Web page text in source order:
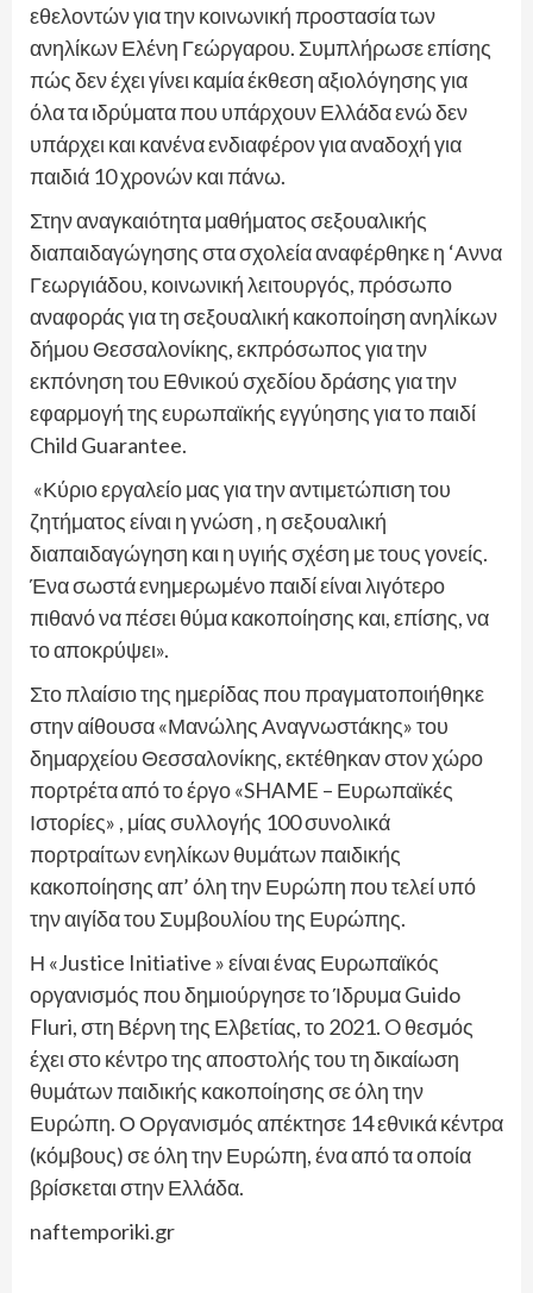
εθελοντών για την κοινωνική προστασία των
ανηλίκων Ελένη Γεώργαρου. Συμπλήρωσε επίσης
πώς δεν έχει γίνει καμία έκθεση αξιολόγησης για
όλα τα ιδρύματα που υπάρχουν Ελλάδα ενώ δεν
υπάρχει και κανένα ενδιαφέρον για αναδοχή για
παιδιά 10 χρονών και πάνω.
Στην αναγκαιότητα μαθήματος σεξουαλικής
διαπαιδαγώγησης στα σχολεία αναφέρθηκε η ‘Αννα
Γεωργιάδου, κοινωνική λειτουργός, πρόσωπο
αναφοράς για τη σεξουαλική κακοποίηση ανηλίκων
δήμου Θεσσαλονίκης, εκπρόσωπος για την
εκπόνηση του Εθνικού σχεδίου δράσης για την
εφαρμογή της ευρωπαϊκής εγγύησης για το παιδί
Child Guarantee.
«Κύριο εργαλείο μας για την αντιμετώπιση του
ζητήματος είναι η γνώση , η σεξουαλική
διαπαιδαγώγηση και η υγιής σχέση με τους γονείς.
Ένα σωστά ενημερωμένο παιδί είναι λιγότερο
πιθανό να πέσει θύμα κακοποίησης και, επίσης, να
το αποκρύψει».
Στο πλαίσιο της ημερίδας που πραγματοποιήθηκε
στην αίθουσα «Μανώλης Αναγνωστάκης» του
δημαρχείου Θεσσαλονίκης, εκτέθηκαν στον χώρο
πορτρέτα από το έργο «SHAME – Ευρωπαϊκές
Ιστορίες» , μίας συλλογής 100 συνολικά
πορτραίτων ενηλίκων θυμάτων παιδικής
κακοποίησης απ’ όλη την Ευρώπη που τελεί υπό
την αιγίδα του Συμβουλίου της Ευρώπης.
Η «Justice Initiative » είναι ένας Ευρωπαϊκός
οργανισμός που δημιούργησε το Ίδρυμα Guido
Fluri, στη Βέρνη της Ελβετίας, το 2021. O θεσμός
έχει στο κέντρο της αποστολής του τη δικαίωση
θυμάτων παιδικής κακοποίησης σε όλη την
Ευρώπη. Ο Οργανισμός απέκτησε 14 εθνικά κέντρα
(κόμβους) σε όλη την Ευρώπη, ένα από τα οποία
βρίσκεται στην Ελλάδα.
naftemporiki.gr